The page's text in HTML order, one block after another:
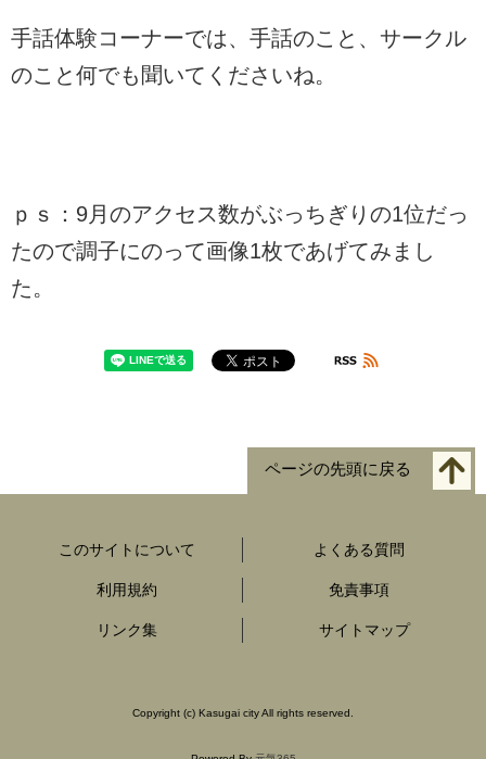
手話体験コーナーでは、手話のこと、サークル
のこと何でも聞いてくださいね。
ｐｓ：9月のアクセス数がぶっちぎりの1位だっ
たので調子にのって画像1枚であげてみまし
た。
ページの先頭に戻る
このサイトについて よくある質問
利用規約 免責事項
リンク集 サイトマップ
Copyright (c) Kasugai city All rights reserved.